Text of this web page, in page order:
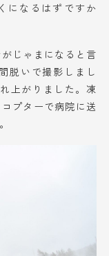
に なるはずです か
じゃまになると言
脱いで撮影しまし
上がりました。凍
プター で病院に送